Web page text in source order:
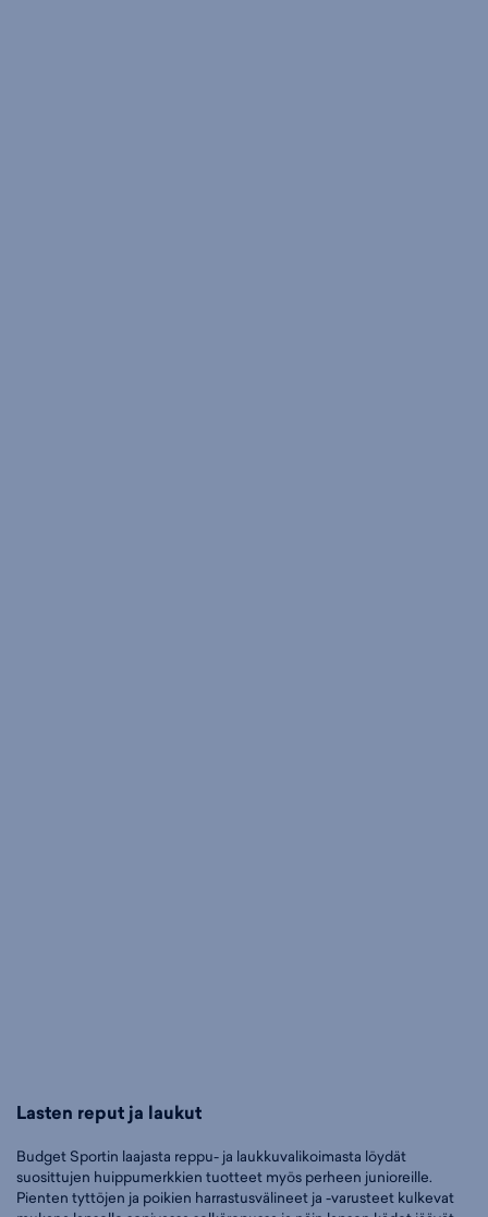
Lasten reput ja laukut
Budget Sportin laajasta reppu- ja laukkuvalikoimasta löydät
suosittujen huippumerkkien tuotteet myös perheen junioreille.
Pienten tyttöjen ja poikien harrastusvälineet ja -varusteet kulkevat